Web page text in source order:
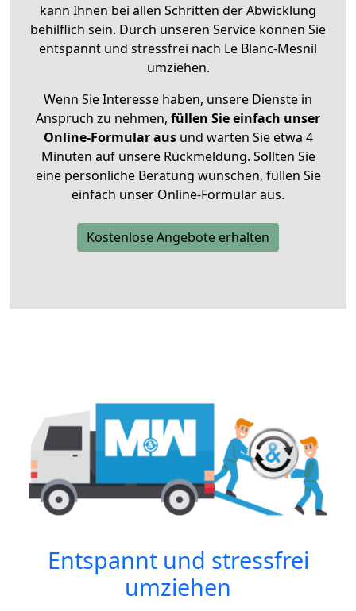
kann Ihnen bei allen Schritten der Abwicklung
behilflich sein. Durch unseren Service können Sie
entspannt und stressfrei nach Le Blanc-Mesnil
umziehen.
Wenn Sie Interesse haben, unsere Dienste in
Anspruch zu nehmen, füllen Sie einfach unser
Online-Formular ausund warten Sie etwa 4
Minuten auf unsere Rückmeldung. Sollten Sie
eine persönliche Beratung wünschen, füllen Sie
einfach unser Online-Formular aus.
Kostenlose Angebote erhalten
Entspannt und stressfrei
umziehen